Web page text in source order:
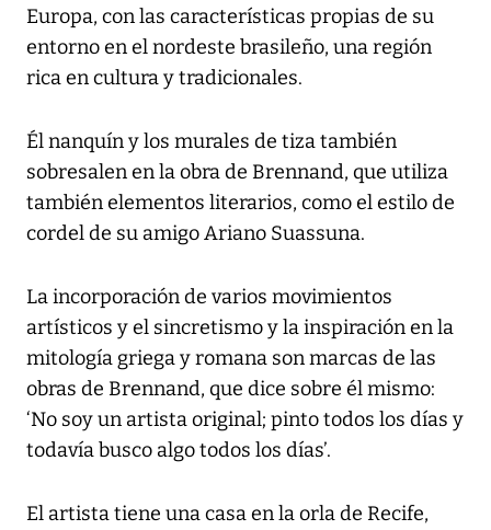
Europa, con las características propias de su
entorno en el nordeste brasileño, una región
rica en cultura y tradicionales.
Él nanquín y los murales de tiza también
sobresalen en la obra de Brennand, que utiliza
también elementos literarios, como el estilo de
cordel de su amigo Ariano Suassuna.
La incorporación de varios movimientos
artísticos y el sincretismo y la inspiración en la
mitología griega y romana son marcas de las
obras de Brennand, que dice sobre él mismo:
‘No soy un artista original; pinto todos los días y
todavía busco algo todos los días’.
El artista tiene una casa en la orla de Recife,